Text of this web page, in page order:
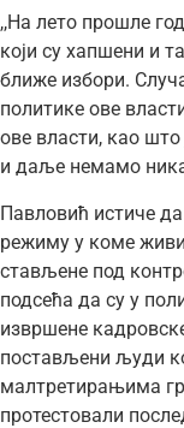
,,На лето прошле
који су хапшени и
ближе избори.
политике ове
ове власти, као
и даље немамо
Павловић истиче
режиму у коме
стављене под
подсећа да су у
извршене
постављени људи
малтретирањима
протестовали